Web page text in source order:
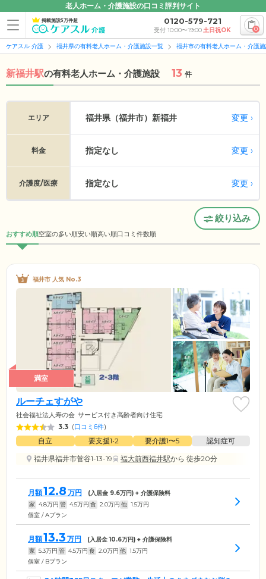
老人ホーム・介護施設の口コミ評判サイト
掲載施設5万件超 0120-579-721
受付 10:00〜19:00土日祝OK 0
ケアスル 介護 福井県の有料老人ホーム・介護施設一覧 福井市の有料老人ホーム・介護
新福井駅の有料老人ホーム・介護施設 13 件
エリア 福井県（福井市） 新福井 変更
料金 指定なし 変更
介護度/医療 指定なし 変更
絞り込み
おすすめ順空室の多い順安い順高い順口コミ件数順
福井市 人気 No.3
満室
ルーチェすがや
社会福祉法人寿の会 サービス付き高齢者向け住宅
3.3 (口コミ6件)
自立 要支援1•2 要介護1〜5
認知症可
福井県福井市菅谷1-13-19
福大前西福井駅から 徒歩20分
月額12.8 万円 (入居金 9.6万円) + 介護保険料
家 4.8万円 管 4.5万円 食 2.0万円 他 1.5万円
個室 / Aプラン
月額13.3 万円 (入居金10.6万円) + 介護保険料
家 5.3万円 管 4.5万円 食 2.0万円 他 1.5万円
個室 / Bプラン